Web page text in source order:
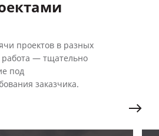
проектов в разных
работа — тщательно
под
заказчика.